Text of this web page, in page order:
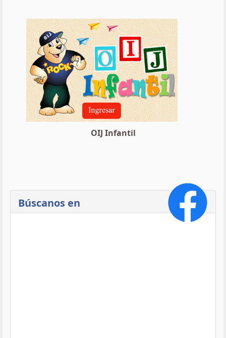
OIJ Infantil
Búscanos en